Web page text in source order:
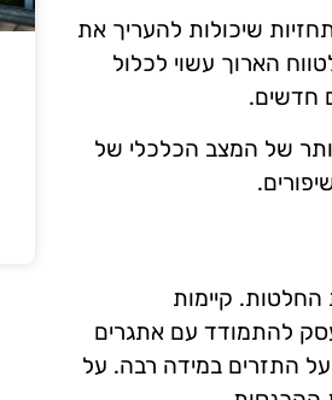
שיכולות להעריך את
הארוך עשוי לכלול
חדשים.
של המצב הכלכלי של
קיימות
להתמודד עם אתגרים
התזרים במידה רבה. על